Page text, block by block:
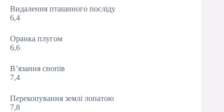
Видалення пташиного посліду
6,4
Оранка плугом
6,6
В’язання снопів
7,4
Перекопування землі лопатою
7,8